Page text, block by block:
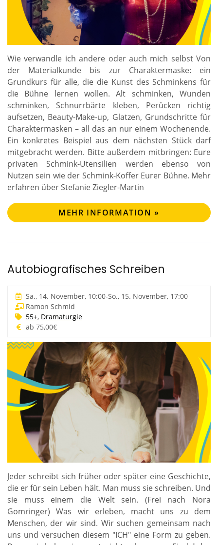
Wie verwandle ich andere oder auch mich selbst Von
der Materialkunde bis zur Charaktermaske: ein
Grundkurs für alle, die die Kunst des Schminkens für
die Bühne lernen wollen. Alt schminken, Wunden
schminken, Schnurrbärte kleben, Perücken richtig
aufsetzen, Beauty-Make-up, Glatzen, Grundschritte für
Charaktermasken – all das an nur einem Wochenende.
Ein konkretes Beispiel aus dem nächsten Stück darf
mitgebracht werden. Bitte außerdem mitbringen: Eure
privaten Schmink-Utensilien werden ebenso von
Nutzen sein wie der Schmink-Koffer Eurer Bühne. Mehr
erfahren über Stefanie Ziegler-Martin
MEHR INFORMATION »
Autobiografisches Schreiben
Sa., 14. November, 10:00-So., 15. November, 17:00
Ramon Schmid
55+, Dramaturgie
ab 75,00€
Jeder schreibt sich früher oder später eine Geschichte,
die er für sein Leben hält. Man muss sie schreiben. Und
sie muss einem die Welt sein. (Frei nach Nora
Gomringer) Was wir erleben, macht uns zu dem
Menschen, der wir sind. Wir suchen gemeinsam nach
uns und versuchen diesem "ICH" eine Form zu geben.